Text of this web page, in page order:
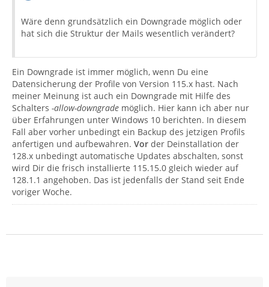
Wäre denn grundsätzlich ein Downgrade möglich oder
hat sich die Struktur der Mails wesentlich verändert?
Ein Downgrade ist immer möglich, wenn Du eine
Datensicherung der Profile von Version 115.x hast. Nach
meiner Meinung ist auch ein Downgrade mit Hilfe des
Schalters -allow-downgrade möglich. Hier kann ich aber nur
über Erfahrungen unter Windows 10 berichten. In diesem
Fall aber vorher unbedingt ein Backup des jetzigen Profils
anfertigen und aufbewahren. Vor der Deinstallation der
128.x unbedingt automatische Updates abschalten, sonst
wird Dir die frisch installierte 115.15.0 gleich wieder auf
128.1.1 angehoben. Das ist jedenfalls der Stand seit Ende
voriger Woche.